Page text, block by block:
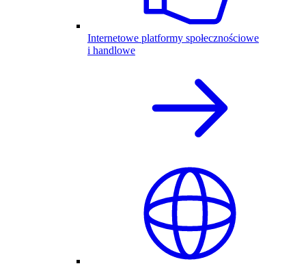
Internetowe platformy społecznościowe
i handlowe